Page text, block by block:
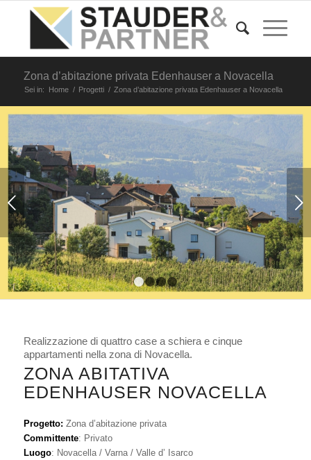
Zona d’abitazione privata Edenhauser a Novacella
Sei in: Home / Progetti / Zona d’abitazione privata Edenhauser a Novacella
Succ
1 2 3 4
Realizzazione di quattro case a schiera e cinque
appartamenti nella zona di Novacella.
ZONA ABITATIVA
EDENHAUSER NOVACELLA
Progetto: Zona d’abitazione privata
Committente: Privato
Luogo: Novacella / Varna / Valle d’ Isarco